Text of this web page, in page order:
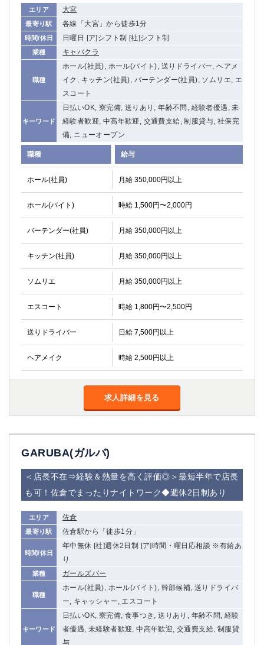
エリア 大宮
最寄り駅 各線「大宮」から徒歩1分
時間/休日 日曜日 [ア]シフト制 [社]シフト制
業種 キャバクラ
職種
ホール(社員), ホール(バイト), 送りドライバー, ヘアメ
イク, キッチン(社員), バーテンダー(社員), ソムリエ, エ
スコート
キーワード
日払いOK, 寮完備, 送りあり, 年齢不問, 経験者優遇, 未
経験者歓迎, 中高年歓迎, 交通費支給, 制服貸与, 社保完
備, ニューオープン
職種 給与
ホール(社員) 月給 350,000円以上
ホール(バイト) 時給 1,500円〜2,000円
バーテンダー(社員) 月給 350,000円以上
キッチン(社員) 月給 350,000円以上
ソムリエ 月給 350,000円以上
エスコート 時給 1,800円〜2,500円
送りドライバー 日給 7,500円以上
ヘアメイク 時給 2,500円以上
求人詳細を見る
GARUBA(ガルバ)
＜店長不在⇒経験＆熱量を高く評価◎＞最短半年で店長
も可！佐倉でまったりナイトワーク◆週休2日制あり
エリア 佐倉
最寄り駅 佐倉駅から「徒歩1分」
時間/休日
年中無休 [社]週休2日制 [ア]時間・曜日応相談 ※有給あ
り
業種 ガールズバー
職種
ホール(社員), ホール(バイト), 幹部候補, 送りドライバ
ー, キャッシャー, エスコート
キーワード
日払いOK, 寮完備, 食事つき, 送りあり, 年齢不問, 経験
者優遇, 未経験者歓迎, 中高年歓迎, 交通費支給, 制服貸
与
宇都宮
東武宇都宮（宇都宮西口）
茨城県
土浦 ひたち野うしく
群馬県
高崎 館林
0 選択した内容で設定